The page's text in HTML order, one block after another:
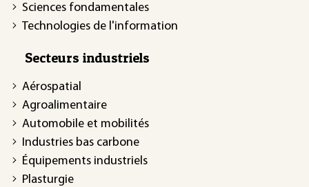
Sciences fondamentales
Technologies de l'information
Secteurs industriels
Aérospatial
Agroalimentaire
Automobile et mobilités
Industries bas carbone
Équipements industriels
Plasturgie